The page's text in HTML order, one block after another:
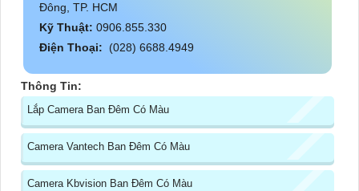
Đông, TP. HCM
Kỹ Thuật: 0906.855.330
Điện Thoại: (028) 6688.4949
Thông Tin:
Lắp Camera Ban Đêm Có Màu
Camera Vantech Ban Đêm Có Màu
Camera Kbvision Ban Đêm Có Màu